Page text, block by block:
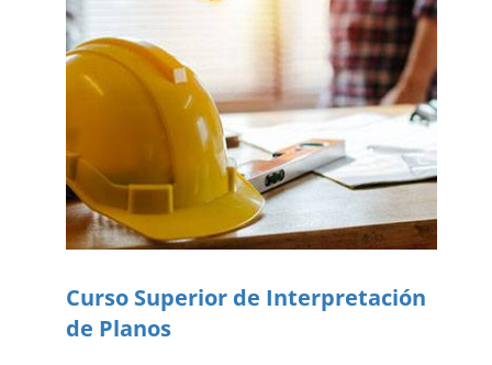
Curso Superior de Interpretación
de Planos